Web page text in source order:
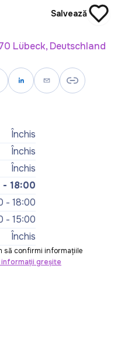
Salvează
Lübeck, Deutschland
Închis
Închis
Închis
18:00
- 18:00
- 15:00
Închis
să confirmi informațiile
greșite